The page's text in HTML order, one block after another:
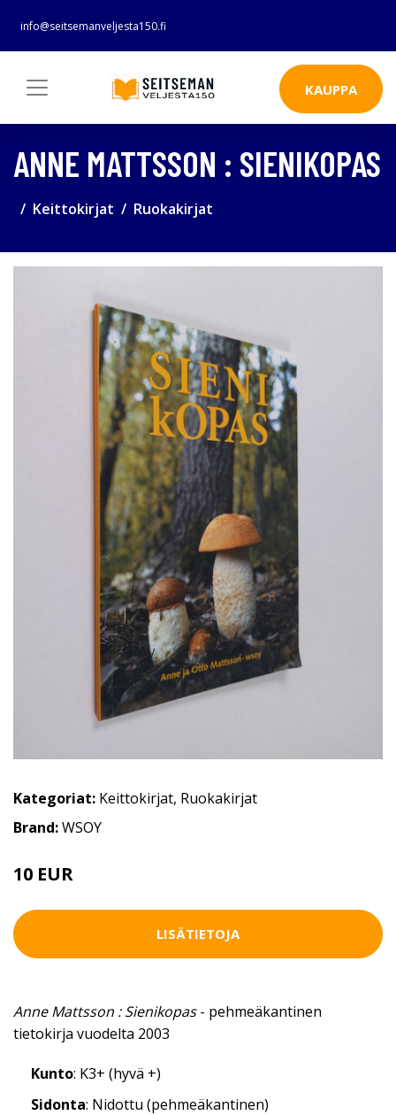
info@seitsemanveljesta150.fi
KAUPPA
ANNE MATTSSON : SIENIKOPAS
Keittokirjat Ruokakirjat
Kategoriat: Keittokirjat, Ruokakirjat
Brand:WSOY
10 EUR
LISÄTIETOJA
Anne Mattsson : Sienikopas- pehmeäkantinen
tietokirja vuodelta 2003
Kunto: K3+ (hyvä +)
Sidonta: Nidottu (pehmeäkantinen)